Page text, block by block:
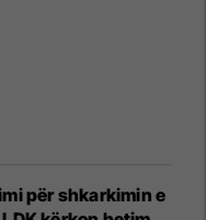
për shkarkimin e